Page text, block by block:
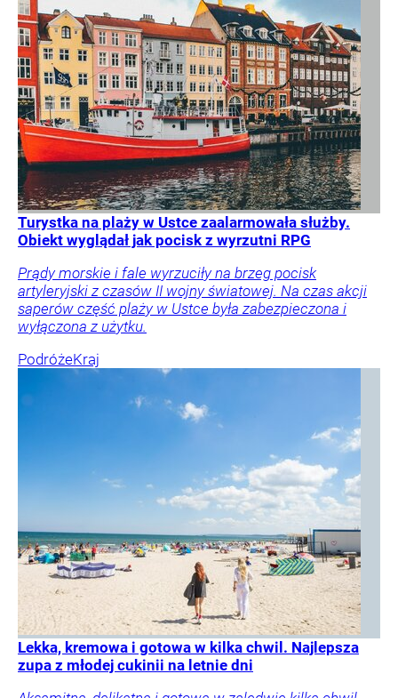
Turystka na plaży w Ustce zaalarmowała służby.
Obiekt wyglądał jak pocisk z wyrzutni RPG
Prądy morskie i fale wyrzuciły na brzeg pocisk
artyleryjski z czasów II wojny światowej. Na czas akcji
saperów część plaży w Ustce była zabezpieczona i
wyłączona z użytku.
PodróżeKraj
Lekka, kremowa i gotowa w kilka chwil. Najlepsza
zupa z młodej cukinii na letnie dni